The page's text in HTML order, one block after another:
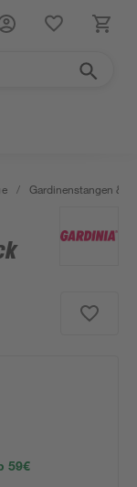
/
Gardinenstangen &
59€